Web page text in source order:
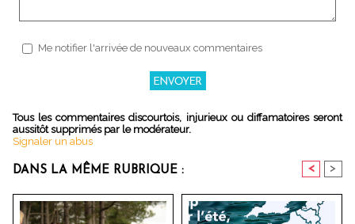
Me notifier l'arrivée de nouveaux commentaires
Tous les commentaires discourtois, injurieux ou diffamatoires seront
aussitôt supprimés par le modérateur.
Signaler un abus
DANS LA MÊME RUBRIQUE : < >